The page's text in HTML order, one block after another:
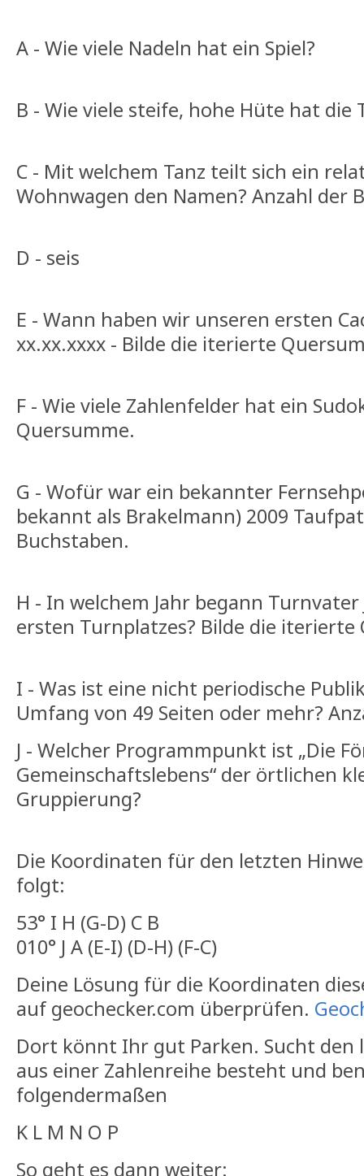
A - Wie viele Nadeln hat ein Spiel?
B - Wie viele steife, hohe Hüte hat die
C - Mit welchem Tanz teilt sich ein
Wohnwagen den Namen? Anzahl der
D - seis
E - Wann haben wir unseren ersten
xx.xx.xxxx - Bilde die iterierte
F - Wie viele Zahlenfelder hat ein
Quersumme.
G - Wofür war ein bekannter
bekannt als Brakelmann) 2009
Buchstaben.
H - In welchem Jahr begann
ersten Turnplatzes? Bilde die iterierte
I - Was ist eine nicht periodische
Umfang von 49 Seiten oder mehr?
J - Welcher Programmpunkt ist „Die
Gemeinschaftslebens“ der örtlichen
Gruppierung?
Die Koordinaten für den letzten
folgt:
53° I H (G-D) C B
010° J A (E-I) (D-H) (F-C)
Deine Lösung für die Koordinaten
auf geochecker.com überprüfen.
Dort könnt Ihr gut Parken. Sucht den
aus einer Zahlenreihe besteht und
folgendermaßen
K L M N O P
So geht es dann weiter: